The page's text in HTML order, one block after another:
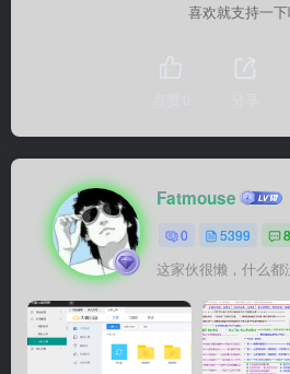
喜欢就支持一
Fatmouse
0 5399 8
这家伙很懒，什么都